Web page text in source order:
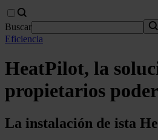
Buscar
Eficiencia
HeatPilot, la
propietarios
La instalación de ista